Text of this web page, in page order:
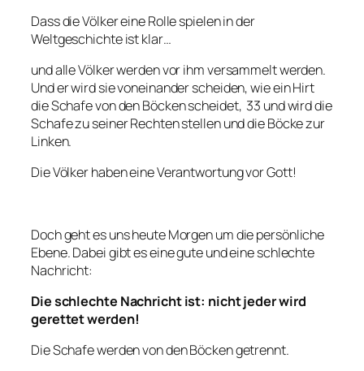
Dass die Völker eine Rolle spielen in der
Weltgeschichte ist klar…
und alle Völker werden vor ihm versammelt werden.
Und er wird sie voneinander scheiden, wie ein Hirt
die Schafe von den Böcken scheidet, 33 und wird die
Schafe zu seiner Rechten stellen und die Böcke zur
Linken.
Die Völker haben eine Verantwortung vor Gott!
Doch geht es uns heute Morgen um die persönliche
Ebene. Dabei gibt es eine gute und eine schlechte
Nachricht:
Die schlechte Nachricht ist: nicht jeder wird
gerettet werden!
Die Schafe werden von den Böcken getrennt.